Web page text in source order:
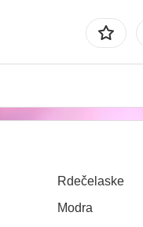
Rdečelaske
Modra